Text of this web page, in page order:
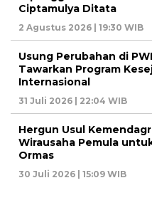
Ciptamulya Ditata
2 Agustus 2026 | 19:30 WIB
Usung Perubahan di
Tawarkan Program
Internasional
31 Juli 2026 | 22:04 WIB
Hergun Usul
Wirausaha Pemula
Ormas
30 Juli 2026 | 15:09 WIB